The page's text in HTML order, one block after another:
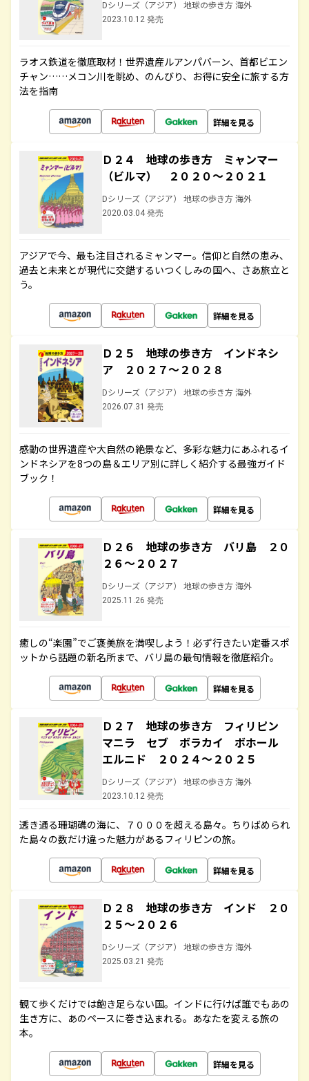
Dシリーズ（アジア） 地球の歩き方 海外
2023.10.12 発売
ラオス鉄道を徹底取材！世界遺産ルアンパバーン、首都ビエン
チャン……メコン川を眺め、のんびり、お得に安全に旅する方
法を指南
詳細を見る
Ｄ２４ 地球の歩き方 ミャンマー
（ビルマ） ２０２０～２０２１
Dシリーズ（アジア） 地球の歩き方 海外
2020.03.04 発売
アジアで今、最も注目されるミャンマー。信仰と自然の恵み、
過去と未来とが現代に交錯するいつくしみの国へ、さあ旅立と
う。
詳細を見る
Ｄ２５ 地球の歩き方 インドネシ
ア ２０２７～２０２８
Dシリーズ（アジア） 地球の歩き方 海外
2026.07.31 発売
感動の世界遺産や大自然の絶景など、多彩な魅力にあふれるイ
ンドネシアを8つの島＆エリア別に詳しく紹介する最強ガイド
ブック！
詳細を見る
Ｄ２６ 地球の歩き方 バリ島 ２０
２６～２０２７
Dシリーズ（アジア） 地球の歩き方 海外
2025.11.26 発売
癒しの“楽園”でご褒美旅を満喫しよう！必ず行きたい定番スポ
ットから話題の新名所まで、バリ島の最旬情報を徹底紹介。
詳細を見る
Ｄ２７ 地球の歩き方 フィリピン
マニラ セブ ボラカイ ボホール
エルニド ２０２４～２０２５
Dシリーズ（アジア） 地球の歩き方 海外
2023.10.12 発売
透き通る珊瑚礁の海に、７０００を超える島々。ちりばめられ
た島々の数だけ違った魅力があるフィリピンの旅。
詳細を見る
Ｄ２８ 地球の歩き方 インド ２０
２５～２０２６
Dシリーズ（アジア） 地球の歩き方 海外
2025.03.21 発売
観て歩くだけでは飽き足らない国。インドに行けば誰でもあの
生き方に、あのペースに巻き込まれる。あなたを変える旅の
本。
詳細を見る